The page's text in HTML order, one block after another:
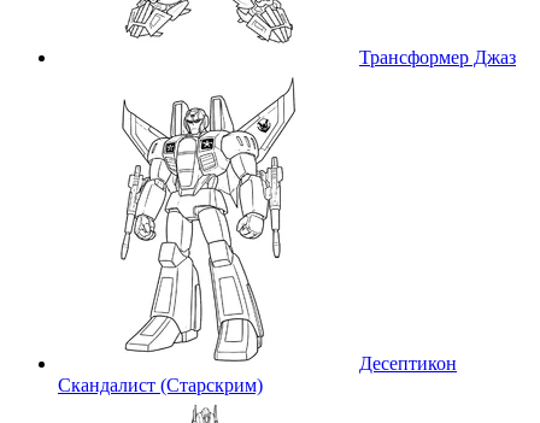
Трансформер Джаз
Десептикон
Скандалист (Старскрим)